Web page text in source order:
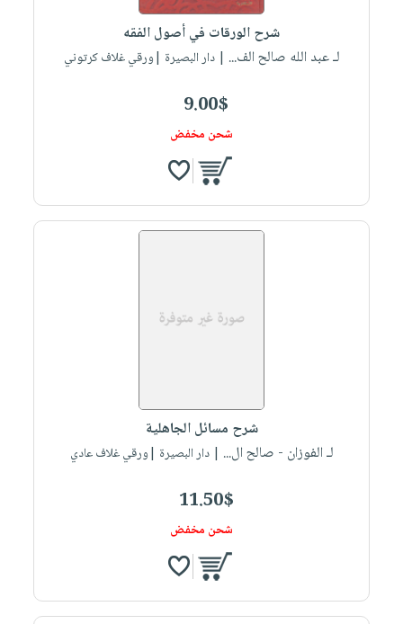
شرح الورقات في أصول الفقه
لـ عبد الله صالح الف... | دار البصيرة |ورقي غلاف كرتوني
9.00$
شحن مخفض
شرح مسائل الجاهلية
لـ الفوزان - صالح ال... | دار البصيرة |ورقي غلاف عادي
11.50$
شحن مخفض